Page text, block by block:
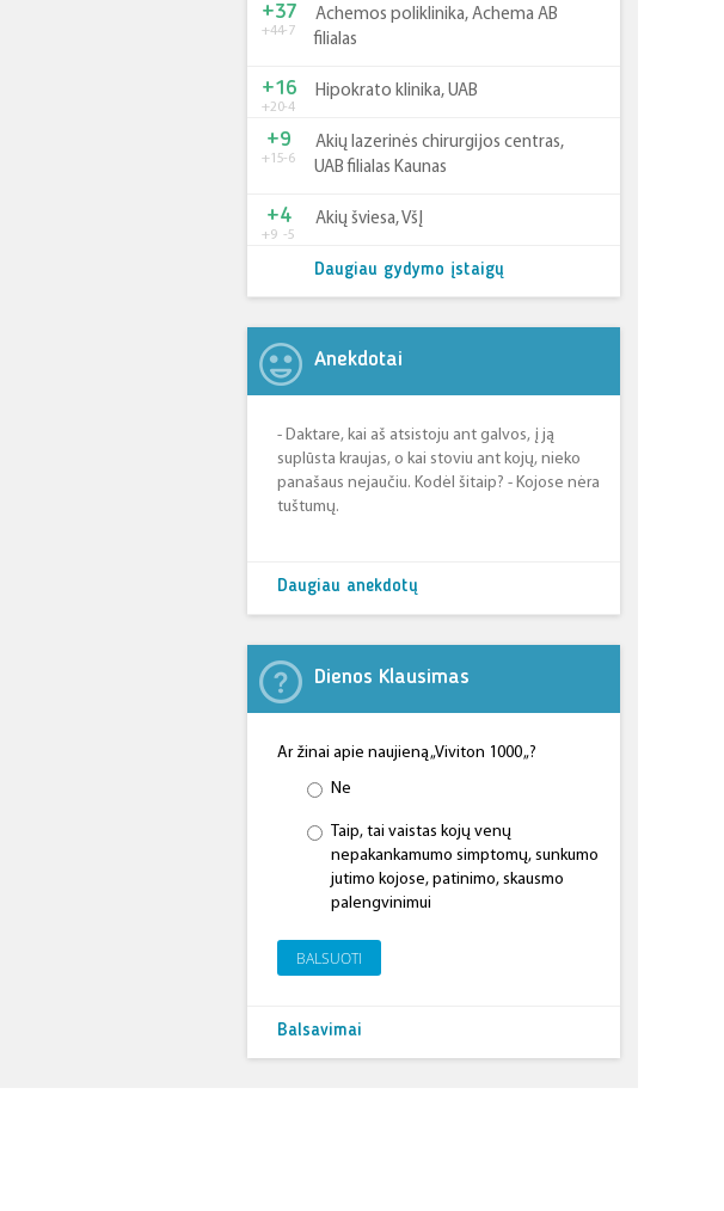
+44-7
+37
Achemos poliklinika, Achema AB
filialas
+20-4
+16 Hipokrato klinika, UAB
+15-6
+9
Akių lazerinės chirurgijos centras,
UAB filialas Kaunas
+9 -5
+4 Akių šviesa, VšĮ
Daugiau gydymo įstaigų
Anekdotai
- Daktare, kai aš atsistoju ant galvos, į ją
suplūsta kraujas, o kai stoviu ant kojų, nieko
panašaus nejaučiu. Kodėl šitaip? - Kojose nėra
tuštumų.
Daugiau anekdotų
Dienos Klausimas
Ar žinai apie naujieną „Viviton 1000 „?
Ne
Taip, tai vaistas kojų venų
nepakankamumo simptomų, sunkumo
jutimo kojose, patinimo, skausmo
palengvinimui
BALSUOTI
Balsavimai